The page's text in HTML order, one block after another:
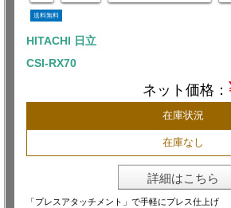
送料無料
HITACHI 日立
CSI-RX70
ネット価格：
在庫状況
在庫なし
詳細はこちら
「プレスアタッチメント」で手軽にプレス仕上げ